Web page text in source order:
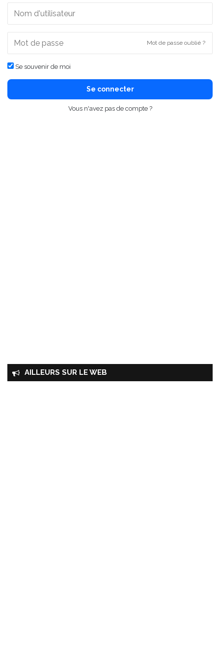
Mot de passe oublié ?
Se souvenir de moi
Se connecter
Vous n'avez pas de compte ?
AILLEURS SUR LE WEB